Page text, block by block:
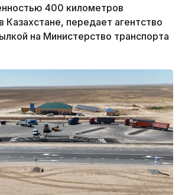
400 километров
Казахстане, передает агентство
на Министерство транспорта